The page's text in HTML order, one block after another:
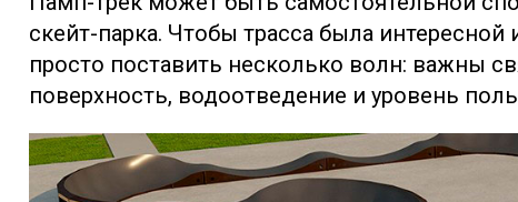
скейт-парка. Чтобы трасса была
просто поставить несколько волн: важны
поверхность, водоотведение и уровень